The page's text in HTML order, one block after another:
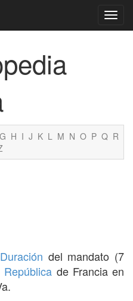
G H I J K L M N O P Q R
Duración del mandato (7
República de Francia en